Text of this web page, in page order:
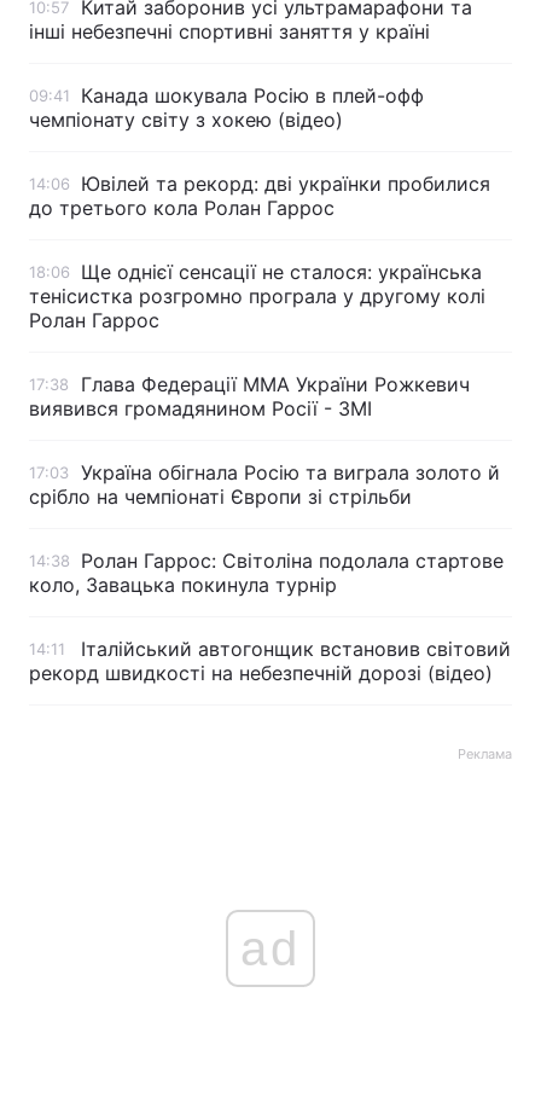
10:57
Китай заборонив усі ультрамарафони та
інші небезпечні спортивні заняття у країні
09:41
Канада шокувала Росію в плей-офф
чемпіонату світу з хокею (відео)
14:06
Ювілей та рекорд: дві українки пробилися
до третього кола Ролан Гаррос
18:06
Ще однієї сенсації не сталося: українська
тенісистка розгромно програла у другому колі
Ролан Гаррос
17:38
Глава Федерації ММА України Рожкевич
виявився громадянином Росії - ЗМІ
17:03
Україна обігнала Росію та виграла золото й
срібло на чемпіонаті Європи зі стрільби
14:38
Ролан Гаррос: Світоліна подолала стартове
коло, Завацька покинула турнір
14:11
Італійський автогонщик встановив світовий
рекорд швидкості на небезпечній дорозі (відео)
Реклама
ad